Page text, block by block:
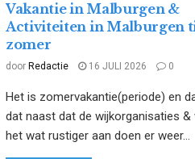
Vakantie in Malburgen &
Activiteiten in Malburgen
zomer
door Redactie 16 JULI 2026 0
Het is zomervakantie(periode) en
dat naast dat de wijkorganisaties &
het wat rustiger aan doen er weer...